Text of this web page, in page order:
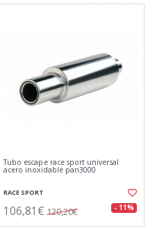
Tubo escape race sport universal
acero inoxidable pan3000
RACE SPORT
106,81€ 120,20€ - 11%